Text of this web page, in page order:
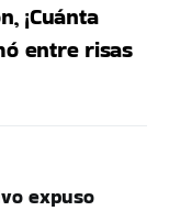
¡Cuánta
entre risas
expuso